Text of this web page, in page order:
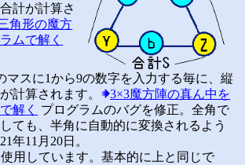
計が計算さ
角形の魔方
ムで解く
マスに1から9の数字を入力する毎に、縦
計算されます。
3×3魔方陣の真ん中を
解く
プログラムのバグを修正。全角で
ても、半角に自動的に変換されるよう
年11月20日。
使用しています。基本的に上と同じで